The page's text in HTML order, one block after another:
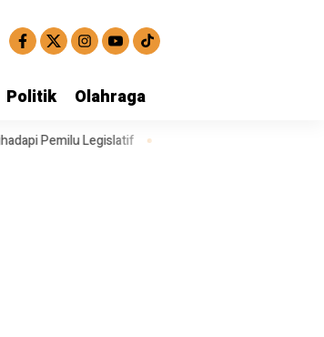
Politik Olahraga
Operasi Satresnarkoba Polresta Deli Serdang